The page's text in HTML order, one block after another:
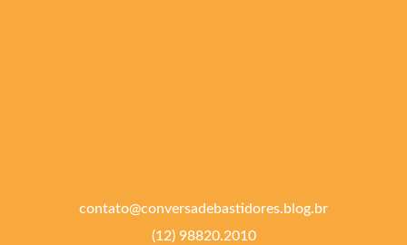
contato@conversadebastidores.blog.br
(12) 98820.2010